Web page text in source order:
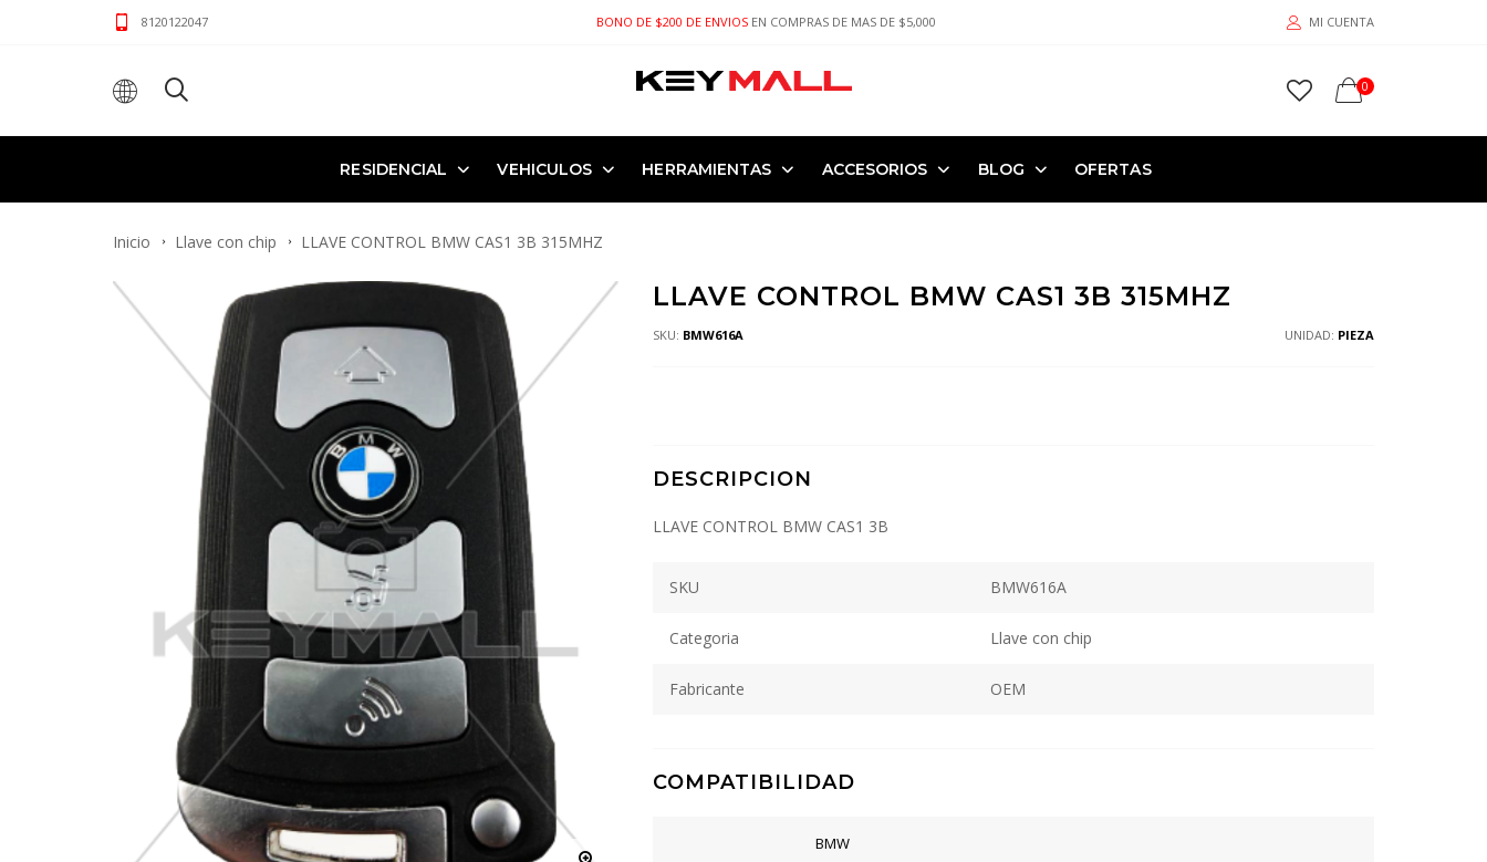
8120122047 BONO DE $200 DE ENVIOS EN COMPRAS DE MAS DE $5,000 MI CUENTA
0
RESIDENCIAL VEHICULOS HERRAMIENTAS ACCESORIOS BLOG OFERTAS
Inicio Llave con chip LLAVE CONTROL BMW CAS1 3B 315MHZ
LLAVE CONTROL BMW CAS1 3B 315MHZ
SKU: BMW616A UNIDAD: PIEZA
DESCRIPCION
LLAVE CONTROL BMW CAS1 3B
SKU BMW616A
Categoria Llave con chip
Fabricante OEM
COMPATIBILIDAD
BMW